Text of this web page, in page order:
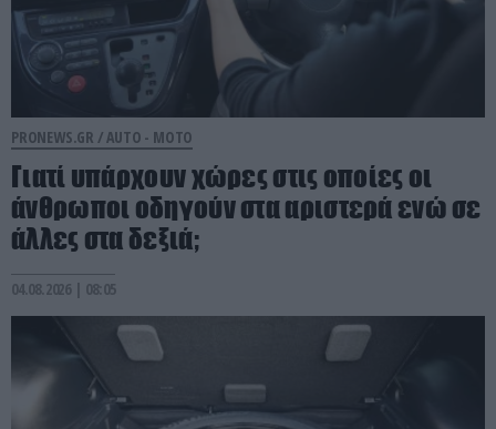
PRONEWS.GR /AUTO - MOTO
Γιατί υπάρχουν χώρες στις οποίες οι
άνθρωποι οδηγούν στα αριστερά ενώ σε
άλλες στα δεξιά;
04.08.2026 | 08:05